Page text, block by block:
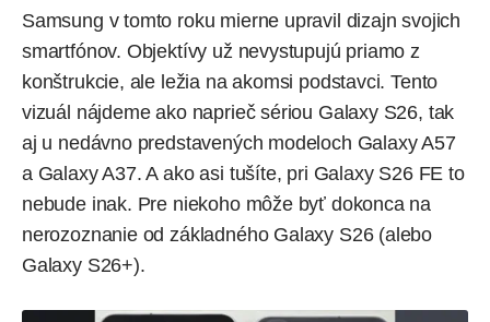
Samsung v tomto roku mierne upravil dizajn svojich
smartfónov. Objektívy už nevystupujú priamo z
konštrukcie, ale ležia na akomsi podstavci. Tento
vizuál nájdeme ako naprieč sériou Galaxy S26, tak
aj u nedávno predstavených modeloch Galaxy A57
a Galaxy A37. A ako asi tušíte, pri Galaxy S26 FE to
nebude inak. Pre niekoho môže byť dokonca na
nerozoznanie od základného Galaxy S26 (alebo
Galaxy S26+).